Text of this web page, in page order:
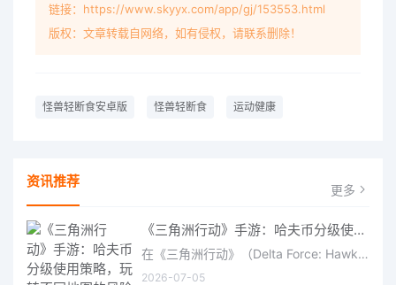
链接：https://www.skyyx.com/app/gj/153553.html
版权：文章转载自网络，如有侵权，请联系删除！
怪兽轻断食安卓版 怪兽轻断食 运动健康
资讯推荐 更多
《三角洲行动》手游：哈夫币分级使用策略，玩转不同地图的风险与回报
在《三角洲行动》（Delta Force: Hawk Ops）“烽火地带”模式中，地图被划分为“普通”、“机密”和“绝密”三个
2026-07-05